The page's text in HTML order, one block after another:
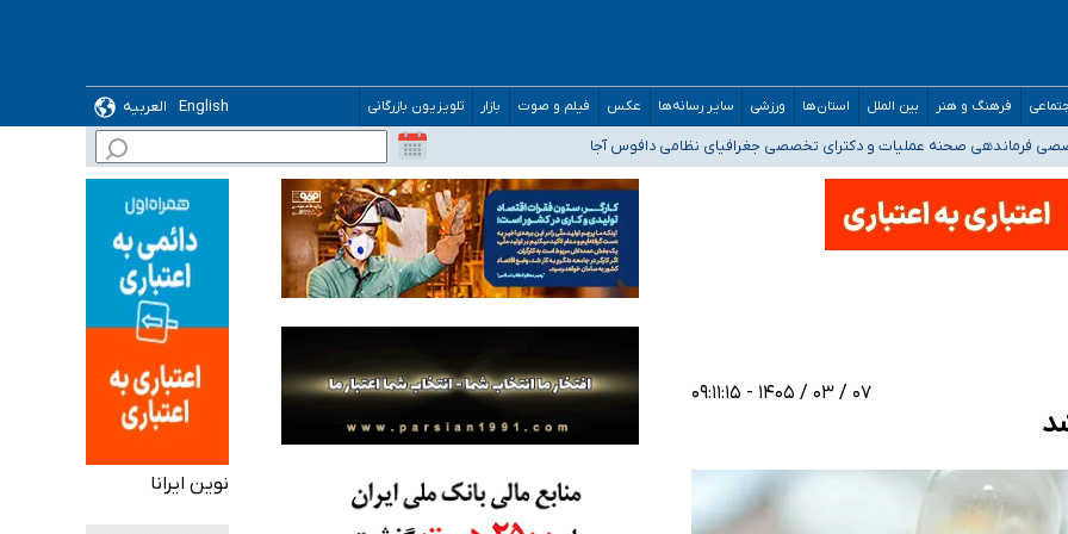
فرهنگ و هنر بین الملل استان‌ها ورزشی سایر رسانه‌ها عکس فیلم و صوت بازار تلویزیون بازرگانی English
العربیه
فرماندهی صحنه عملیات و دکترای تخصصی جغرافیای نظامی دافوس آجا
بیمه
۰۷ / ۰۳ / ۱۴۰۵ - ۰۹:۱۱:۱۵
نوین ایرانا